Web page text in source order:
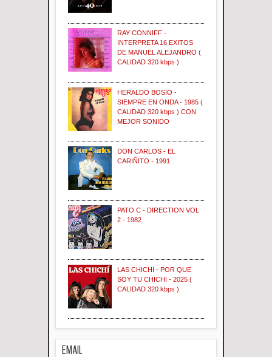
RAY CONNIFF -
INTERPRETA 16 EXITOS
DE MANUEL ALEJANDRO (
CALIDAD 320 kbps )
HERALDO BOSIO -
SIEMPRE EN ONDA - 1985 (
CALIDAD 320 kbps ) CON
MEJOR SONIDO
DON CARLOS - EL
CARIÑITO - 1991
PATO C - DIRECTION VOL
2 - 1982
LAS CHICHI - POR QUE
SOY TU CHICHI - 2025 (
CALIDAD 320 kbps )
EMAIL